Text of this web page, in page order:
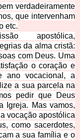
verdadeiramente
que intervenham
etc.
apostólica,
da alma cristã:
com Deus. Uma
o coração e
ano vocacional, a
a sua parcela na
pedir que Deus
Igreja. Mas vamos,
vocação apostólica
como sacerdotes,
a sua família e o